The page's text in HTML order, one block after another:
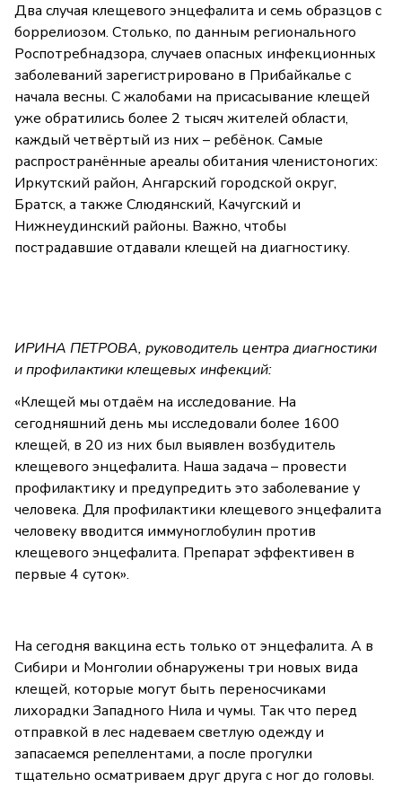
Два случая клещевого энцефалита и семь образцов с
боррелиозом. Столько, по данным регионального
Роспотребнадзора, случаев опасных инфекционных
заболеваний зарегистрировано в Прибайкалье с
начала весны. С жалобами на присасывание клещей
уже обратились более 2 тысяч жителей области,
каждый четвёртый из них – ребёнок. Самые
распространённые ареалы обитания членистоногих:
Иркутский район, Ангарский городской округ,
Братск, а также Слюдянский, Качугский и
Нижнеудинский районы. Важно, чтобы
пострадавшие отдавали клещей на диагностику.
ИРИНА ПЕТРОВА, руководитель центра диагностики
и профилактики клещевых инфекций:
«Клещей мы отдаём на исследование. На
сегодняшний день мы исследовали более 1600
клещей, в 20 из них был выявлен возбудитель
клещевого энцефалита. Наша задача – провести
профилактику и предупредить это заболевание у
человека. Для профилактики клещевого энцефалита
человеку вводится иммуноглобулин против
клещевого энцефалита. Препарат эффективен в
первые 4 суток».
На сегодня вакцина есть только от энцефалита. А в
Сибири и Монголии обнаружены три новых вида
клещей, которые могут быть переносчиками
лихорадки Западного Нила и чумы. Так что перед
отправкой в лес надеваем светлую одежду и
запасаемся репеллентами, а после прогулки
тщательно осматриваем друг друга с ног до головы.